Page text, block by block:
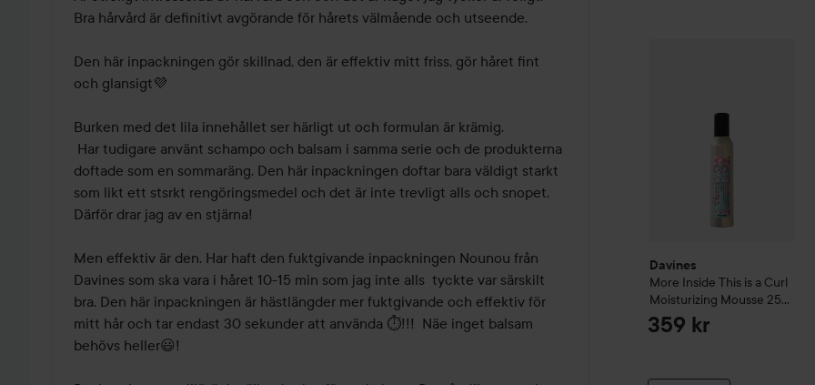
Bra hårvård är definitivt avgörande för hårets välmående och utseende.
Den här inpackningen gör skillnad, den är effektiv mitt friss, gör håret fint
och glansigt💜
Burken med det lila innehållet ser härligt ut och formulan är krämig.
doftade som en sommaräng. Den här inpackningen doftar bara väldigt starkt
som likt ett stsrkt rengöringsmedel och det är inte trevligt alls och snopet.
Därför drar jag av en stjärna!
Men effektiv är den. Har haft den fuktgivande inpackningen Nounou från
Davines som ska vara i håret 10-15 min som jag inte alls  tyckte var särskilt
bra. Den här inpackningen är hästlängder mer fuktgivande och effektiv för
mitt hår och tar endast 30 sekunder att använda ⏱️!!!  Näe inget balsam
behövs heller😃!
Davines
More Inside This is a Curl
Moisturizing Mousse 250
ml
359 kr